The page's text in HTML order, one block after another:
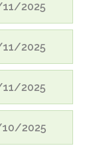
11/2025
11/2025
11/2025
10/2025